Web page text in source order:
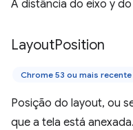
A distância do eixo y
LayoutPosition
Chrome 53 ou mais recente
Posição do layout, ou
que a tela está anexada.